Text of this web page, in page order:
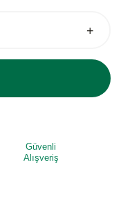
+
Güvenli
Alışveriş